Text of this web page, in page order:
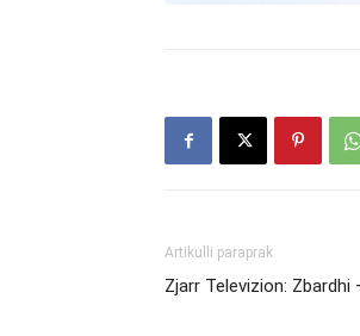
Artikulli paraprak
Zjarr Televizion: Zbardhi